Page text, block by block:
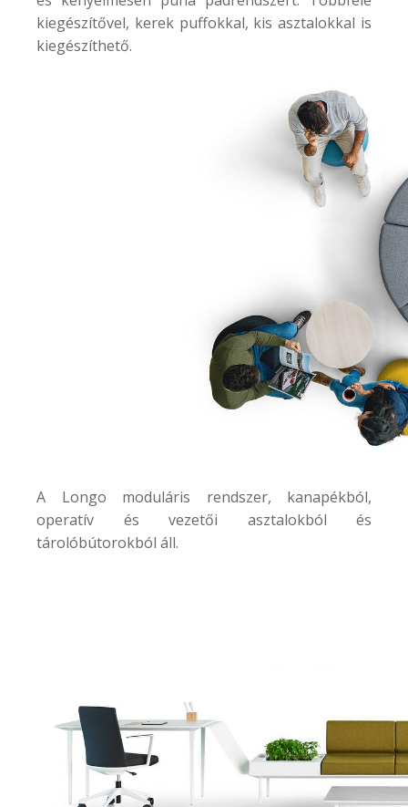
kiegészítővel, kerek puffokkal, kis asztalokkal is
kiegészíthető.
A Longo moduláris rendszer, kanapékból,
operatív és vezetői asztalokból és
tárolóbútorokból áll.